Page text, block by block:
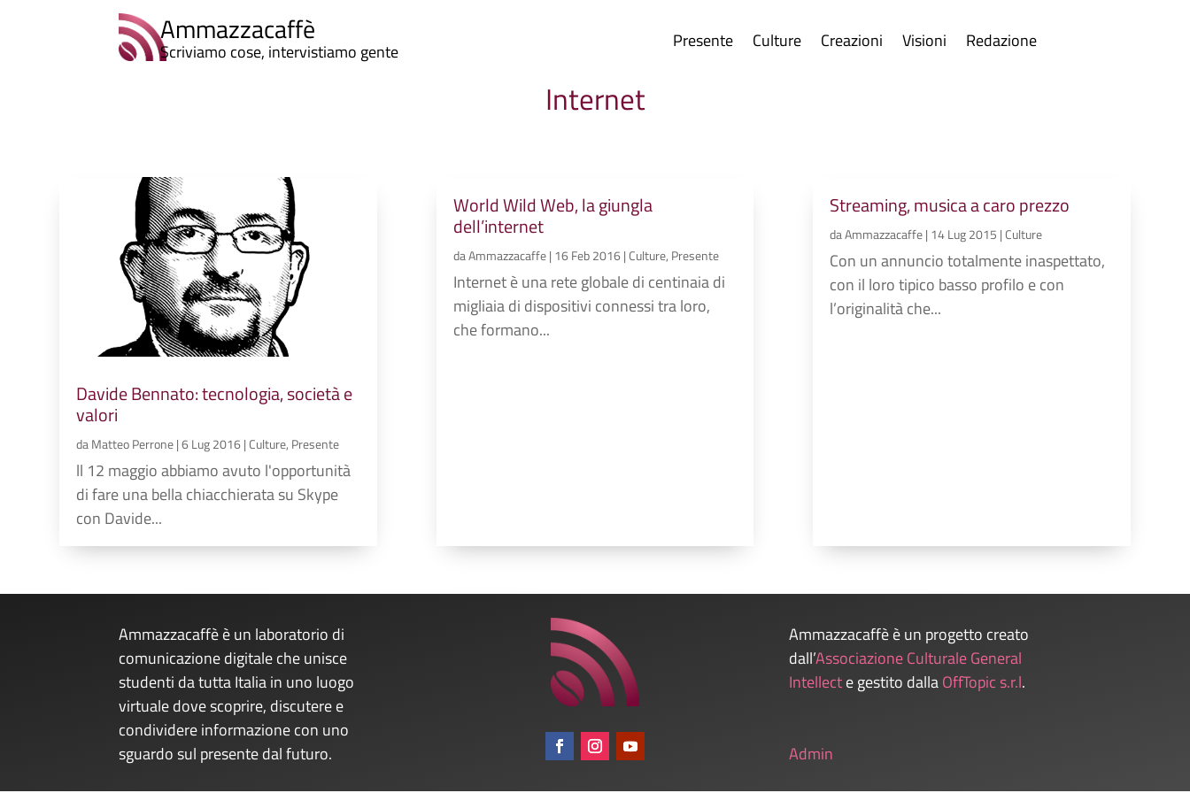
Ammazzacaffè
Scriviamo cose, intervistiamo gente Presente Culture Creazioni Visioni Redazione
Internet
Davide Bennato: tecnologia, società e
valori
daMatteo Perrone|6 Lug 2016|Culture, Presente
ll 12 maggio abbiamo avuto l'opportunità
di fare una bella chiacchierata su Skype
con Davide...
World Wild Web, la giungla
dell’internet
daAmmazzacaffe| 16 Feb 2016|Culture, Presente
Internet è una rete globale di centinaia di
migliaia di dispositivi connessi tra loro,
che formano...
Streaming, musica a caro prezzo
daAmmazzacaffe| 14 Lug 2015 |Culture
Con un annuncio totalmente inaspettato,
con il loro tipico basso profilo e con
l’originalità che...
Ammazzacaffè è un laboratorio di
comunicazione digitale che unisce
studenti da tutta Italia in uno luogo
virtuale dove scoprire, discutere e
condividere informazione con uno
sguardo sul presente dal futuro.
Ammazzacaffè è un progetto creato
dall’Associazione Culturale General
Intellecte gestito dallaOffTopic s.r.l.
Admin